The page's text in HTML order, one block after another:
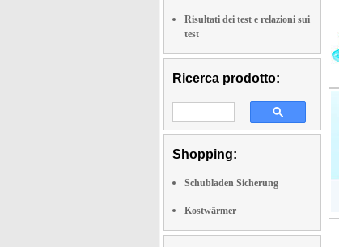
Risultati dei test e relazioni sui
test
Ricerca prodotto:
Shopping:
Schubladen Sicherung
Kostwärmer